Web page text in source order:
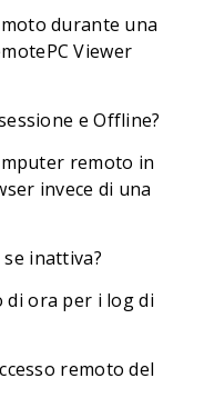
durante una
Viewer
e Offline?
remoto in
invece di una
inattiva?
di ora per i log di
remoto del